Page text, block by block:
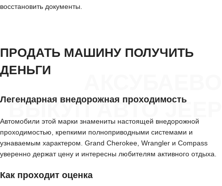
восстановить документы.
ВЫКУП АВТО JEEP
ПРОДАТЬ МАШИНУ ПОЛУЧИТЬ
ДЕНЬГИ
Легендарная внедорожная проходимость
Автомобили этой марки знамениты настоящей внедорожной
проходимостью, крепкими полноприводными системами и
узнаваемым характером. Grand Cherokee, Wrangler и Compass
уверенно держат цену и интересны любителям активного отдыха.
Как проходит оценка